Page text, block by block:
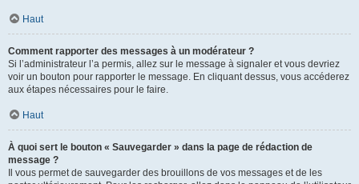
Haut
Comment rapporter des messages à un modérateur ?
Si l’administrateur l’a permis, allez sur le message à signaler et vous devriez
voir un bouton pour rapporter le message. En cliquant dessus, vous accéderez
aux étapes nécessaires pour le faire.
Haut
À quoi sert le bouton « Sauvegarder » dans la page de rédaction de
message ?
Il vous permet de sauvegarder des brouillons de vos messages et de les